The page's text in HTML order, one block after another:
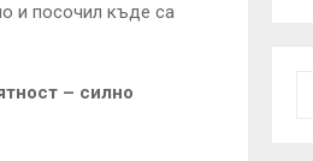
и посочил къде са
– силно